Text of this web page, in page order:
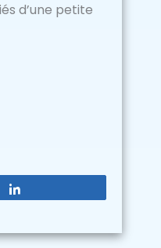
d’une petite